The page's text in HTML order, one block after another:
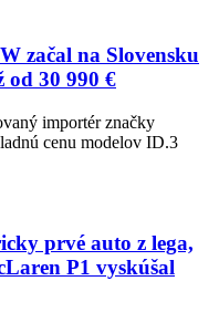
začal na Slovensku
30 990 €
importér značky
cenu modelov ID.3
prvé auto z lega,
P1 vyskúšal